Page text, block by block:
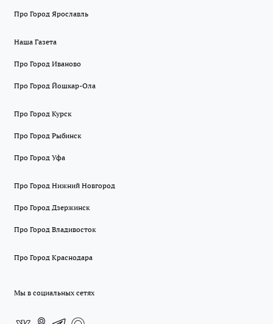
Про Город Ярославль
Наша Газета
Про Город Иваново
Про Город Йошкар-Ола
Про Город Курск
Про Город Рыбинск
Про Город Уфа
Про Город Нижний Новгород
Про Город Дзержинск
Про Город Владивосток
Про Город Краснодара
Мы в социальных сетях